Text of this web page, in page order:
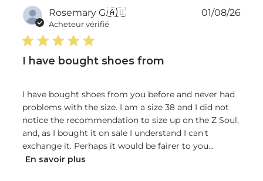
Rosemary G.🇦🇺
Acheteur vérifié
I have bought shoes from
I have bought shoes from you before and never had
problems with the size. I am a size 38 and I did not
notice the recommendation to size up on the Z Soul,
and, as I bought it on sale I understand I can't
exchange it. Perhaps it would be fairer to you...
En savoir plus
Date
01/08/26